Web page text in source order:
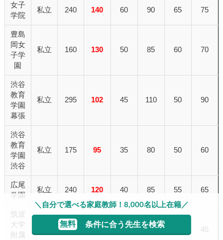
女子
学院
私立 240 140 60 90 65 75
豊島
岡女
子学
園
私立 160 130 50 85 60 70
渋谷
教育
学園
幕張
私立 295 102 45 110 50 90
渋谷
教育
学園
渋谷
私立 175 95 35 80 50 60
広尾
学園
私立 240 120 40 85 55 65
筑波
大学
附属
120 70 40 50 45
＼自分で選べる家庭教師！8,000名以上在籍／
無料 条件に合う先生を検索